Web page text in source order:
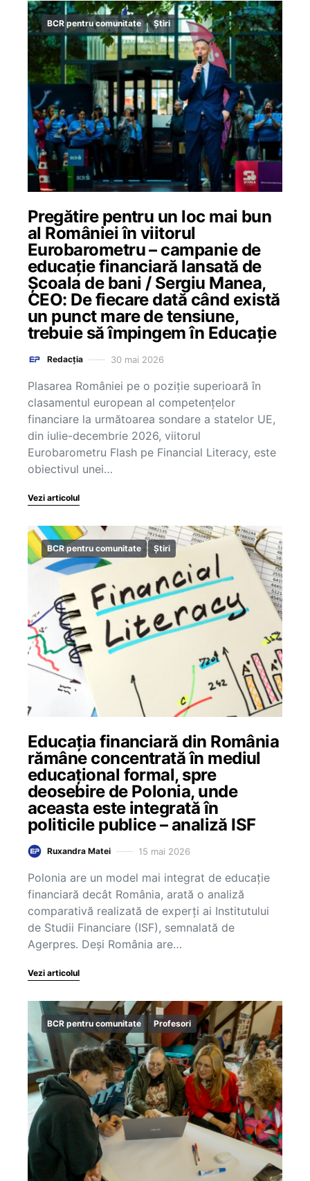
BCR pentru comunitate Știri
Pregătire pentru un loc mai bun
al României în viitorul
Eurobarometru – campanie de
educație financiară lansată de
Școala de bani / Sergiu Manea,
CEO: De fiecare dată când există
un punct mare de tensiune,
trebuie să împingem în Educație
Redacția 30 mai 2026
Plasarea României pe o poziție superioară în
clasamentul european al competențelor
financiare la următoarea sondare a statelor UE,
din iulie-decembrie 2026, viitorul
Eurobarometru Flash pe Financial Literacy, este
obiectivul unei…
Vezi articolul
BCR pentru comunitate Știri
Educația financiară din România
rămâne concentrată în mediul
educațional formal, spre
deosebire de Polonia, unde
aceasta este integrată în
politicile publice – analiză ISF
Ruxandra Matei 15 mai 2026
Polonia are un model mai integrat de educație
financiară decât România, arată o analiză
comparativă realizată de experți ai Institutului
de Studii Financiare (ISF), semnalată de
Agerpres. Deși România are…
Vezi articolul
BCR pentru comunitate Profesori